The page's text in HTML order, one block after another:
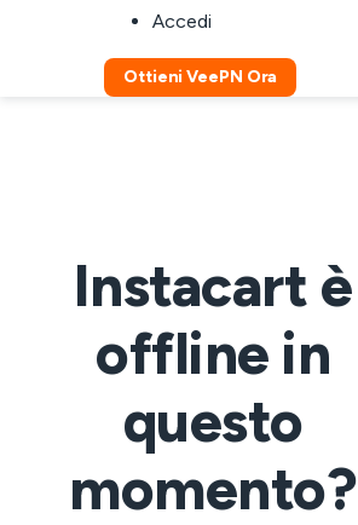
Accedi
Ottieni VeePN Ora
Instacart è
offline in
questo
momento?